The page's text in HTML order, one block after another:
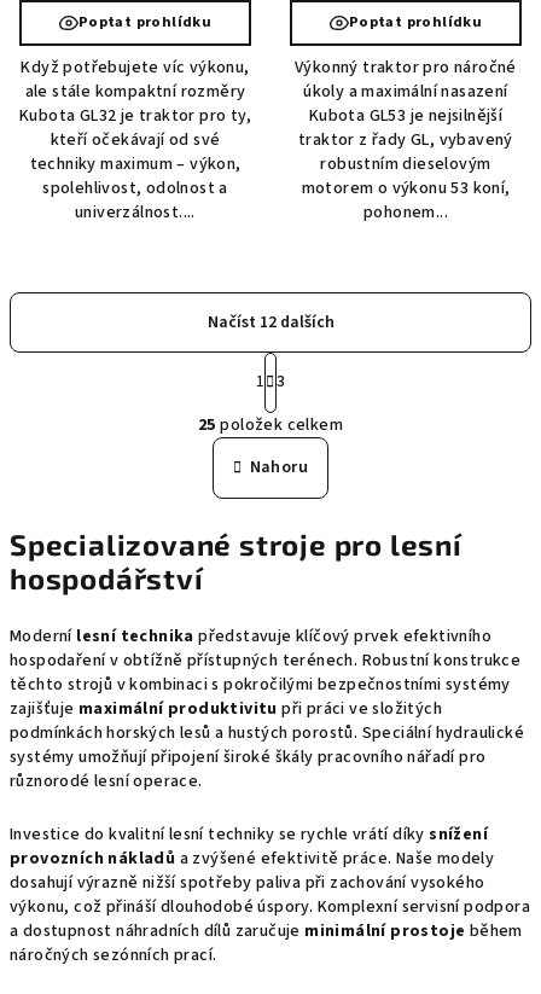
Poptat prohlídku
Když potřebujete víc výkonu,
ale stále kompaktní rozměry
Kubota GL32 je traktor pro ty,
kteří očekávají od své
techniky maximum – výkon,
spolehlivost, odolnost a
univerzálnost....
Poptat prohlídku
Výkonný traktor pro náročné
úkoly a maximální nasazení
Kubota GL53 je nejsilnější
traktor z řady GL, vybavený
robustním dieselovým
motorem o výkonu 53 koní,
pohonem...
O
v
l
á
a
p
r
v
k
y
v
p
i
s
u
Načíst 12 dalších
S
t
r
á
n
k
o
á
1 3
25 položek celkem
Nahoru
Specializované stroje pro lesní
hospodářství
Moderní lesní technika představuje klíčový prvek efektivního
hospodaření v obtížně přístupných terénech. Robustní konstrukce
těchto strojů v kombinaci s pokročilými bezpečnostními systémy
zajišťuje maximální produktivitu při práci ve složitých
podmínkách horských lesů a hustých porostů. Speciální hydraulické
systémy umožňují připojení široké škály pracovního nářadí pro
různorodé lesní operace.
Investice do kvalitní lesní techniky se rychle vrátí díkysnížení
provozních nákladů a zvýšené efektivitě práce. Naše modely
dosahují výrazně nižší spotřeby paliva při zachování vysokého
výkonu, což přináší dlouhodobé úspory. Komplexní servisní podpora
a dostupnost náhradních dílů zaručuje minimální prostoje během
náročných sezónních prací.